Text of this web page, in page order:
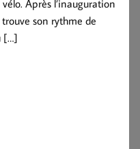
Après l’inauguration
son rythme de
[…]